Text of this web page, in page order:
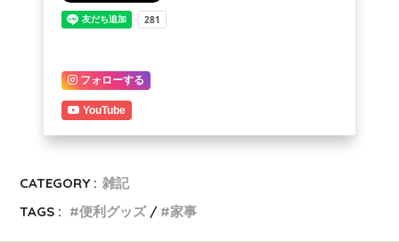
フォローする
YouTube
CATEGORY : 雑記
TAGS :
便利グッズ 家事